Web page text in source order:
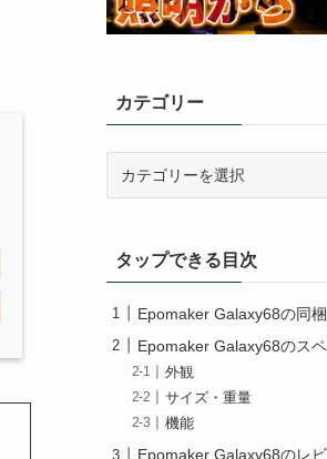
カテゴリー
ータップできる目次
Epomaker Galaxy68の同
Epomaker Galaxy68のス
外観
サイズ・重量
機能
Epomaker Galaxy68のレ